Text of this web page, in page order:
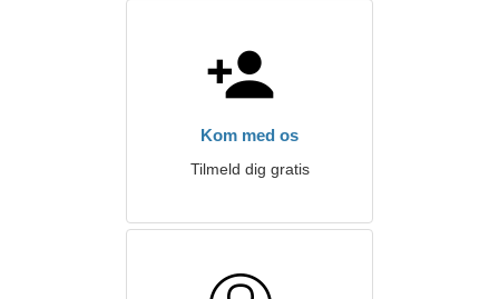
Kom med os
Tilmeld dig gratis